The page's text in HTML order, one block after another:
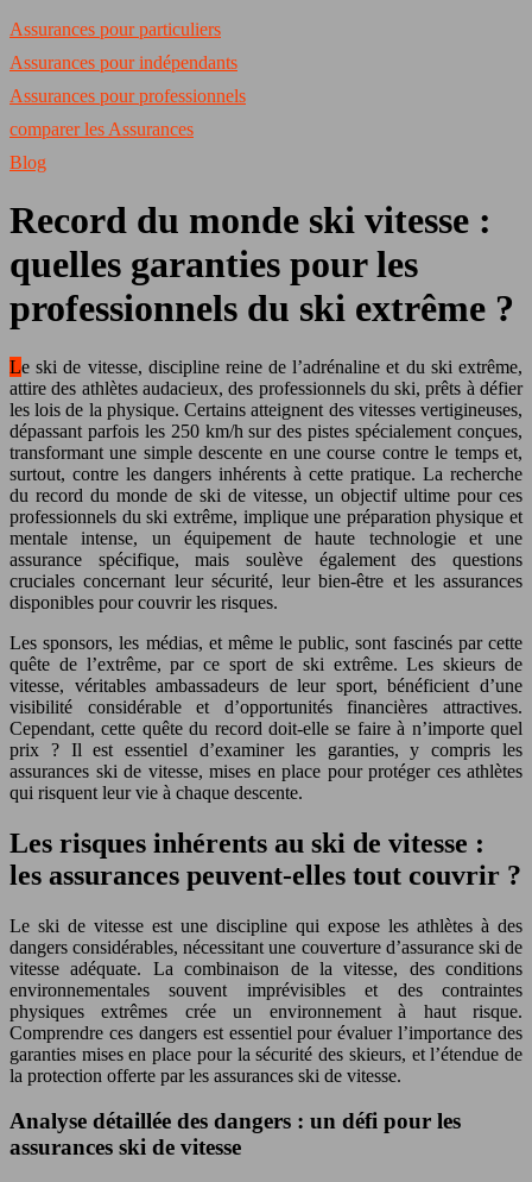
Assurances pour particuliers
Assurances pour indépendants
Assurances pour professionnels
comparer les Assurances
Blog
Record du monde ski vitesse :
quelles garanties pour les
professionnels du ski extrême ?
Le ski de vitesse, discipline reine de l’adrénaline et du ski extrême,
attire des athlètes audacieux, des professionnels du ski, prêts à défier
les lois de la physique. Certains atteignent des vitesses vertigineuses,
dépassant parfois les 250 km/h sur des pistes spécialement conçues,
transformant une simple descente en une course contre le temps et,
surtout, contre les dangers inhérents à cette pratique. La recherche
du record du monde de ski de vitesse, un objectif ultime pour ces
professionnels du ski extrême, implique une préparation physique et
mentale intense, un équipement de haute technologie et une
assurance spécifique, mais soulève également des questions
cruciales concernant leur sécurité, leur bien-être et les assurances
disponibles pour couvrir les risques.
Les sponsors, les médias, et même le public, sont fascinés par cette
quête de l’extrême, par ce sport de ski extrême. Les skieurs de
vitesse, véritables ambassadeurs de leur sport, bénéficient d’une
visibilité considérable et d’opportunités financières attractives.
Cependant, cette quête du record doit-elle se faire à n’importe quel
prix ? Il est essentiel d’examiner les garanties, y compris les
assurances ski de vitesse, mises en place pour protéger ces athlètes
qui risquent leur vie à chaque descente.
Les risques inhérents au ski de vitesse :
les assurances peuvent-elles tout couvrir ?
Le ski de vitesse est une discipline qui expose les athlètes à des
dangers considérables, nécessitant une couverture d’assurance ski de
vitesse adéquate. La combinaison de la vitesse, des conditions
environnementales souvent imprévisibles et des contraintes
physiques extrêmes crée un environnement à haut risque.
Comprendre ces dangers est essentiel pour évaluer l’importance des
garanties mises en place pour la sécurité des skieurs, et l’étendue de
la protection offerte par les assurances ski de vitesse.
Analyse détaillée des dangers : un défi pour les
assurances ski de vitesse